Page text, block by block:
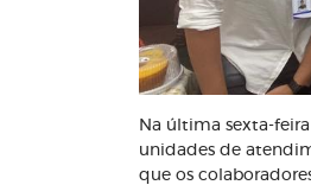
Na última sexta-feira
unidades de
que os